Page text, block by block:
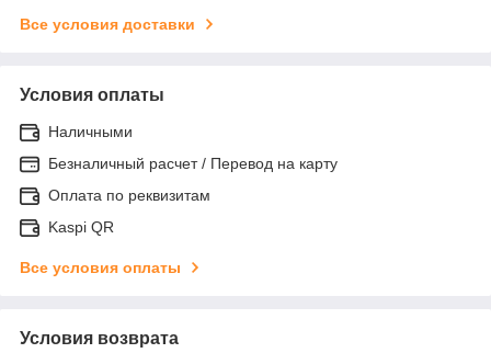
Все условия доставки
Условия оплаты
Наличными
Безналичный расчет / Перевод на карту
Оплата по реквизитам
Kaspi QR
Все условия оплаты
Условия возврата